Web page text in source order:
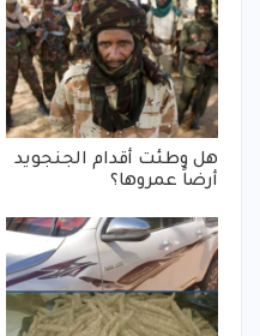
هل وطئت أقدام الجنجويد
أرضاً عمروها؟